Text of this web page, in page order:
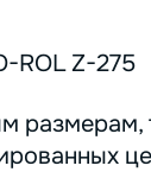
RОL Z-275